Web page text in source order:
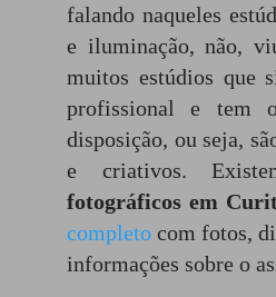
falando naqueles
e iluminação, não,
muitos estúdios que
profissional e tem
disposição, ou seja,
e criativos.
fotográficos em
completo com fotos,
informações sobre o